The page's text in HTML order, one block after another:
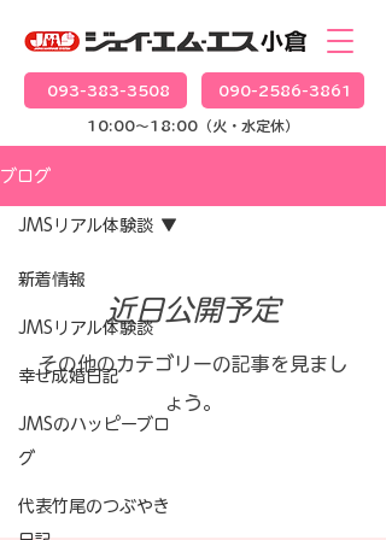
093-383-3508 090-2586-3861
10:00～18:00（火・水定休）
ブログ
新着情報
JMSリアル体験談
幸せ成婚日記
JMSのハッピーブロ
グ
代表竹尾のつぶやき
JMSリアル体験談
近日公開予定
その他のカテゴリーの記事を見まし
ょう。